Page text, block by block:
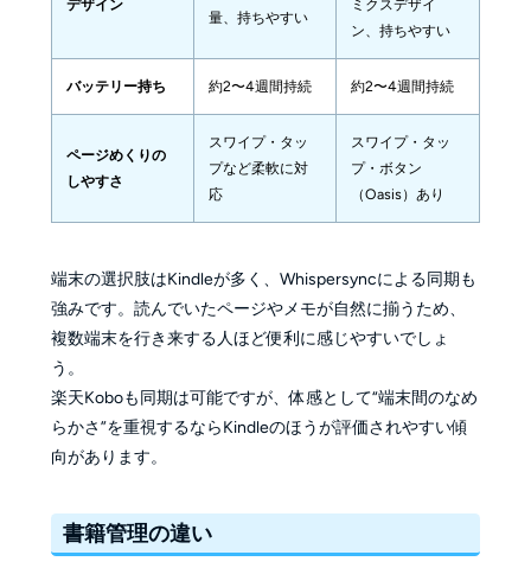
デザイン
量、持ちやすい
ミクスデザイ
ン、持ちやすい
バッテリー持ち 約2〜4週間持続 約2〜4週間持続
ページめくりの
しやすさ
スワイプ・タッ
プなど柔軟に対
応
スワイプ・タッ
プ・ボタン
（Oasis）あり
端末の選択肢はKindleが多く、Whispersyncによる同期も
強みです。読んでいたページやメモが自然に揃うため、
複数端末を行き来する人ほど便利に感じやすいでしょ
う。
楽天Koboも同期は可能ですが、体感として“端末間のなめ
らかさ”を重視するならKindleのほうが評価されやすい傾
向があります。
書籍管理の違い